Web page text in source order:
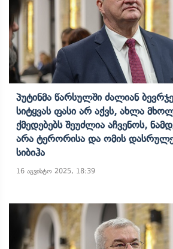
Პუტინმა Წარსულში Ძალიან
Სიტყვას Ფასი Არ Აქვს, Ახლა
Ქმედებებს Შეუძლია Აჩვენოს,
Არა Ტერორისა Და Ომის
Სიბიჰა
16 აგვისტო 2025, 18:39